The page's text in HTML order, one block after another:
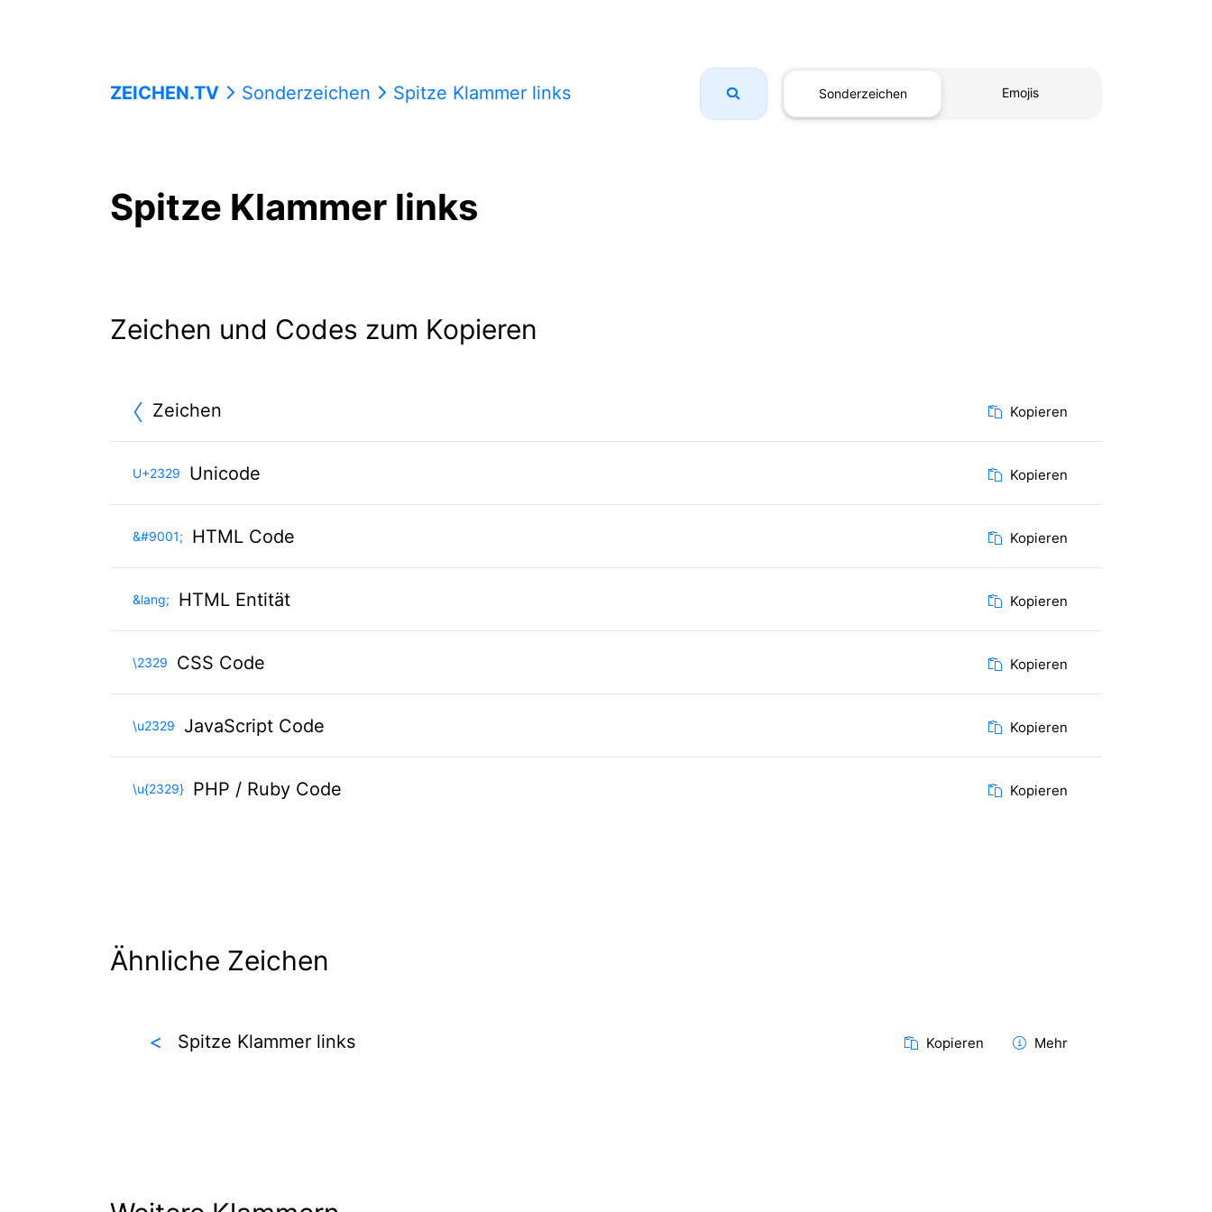
ZEICHEN.TV Sonderzeichen Spitze Klammer links Sonderzeichen Emojis
Spitze Klammer links
Zeichen und Codes zum Kopieren
〈 Zeichen Kopieren
U+2329 Unicode Kopieren
&#9001; HTML Code Kopieren
&lang; HTML Entität Kopieren
\2329 CSS Code Kopieren
\u2329 JavaScript Code Kopieren
\u{2329} PHP / Ruby Code Kopieren
Ähnliche Zeichen
< Spitze Klammer links Kopieren Mehr